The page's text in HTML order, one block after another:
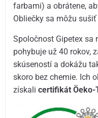
farbami) a obrátene,
Obliečky sa môžu
Spoločnost Gipetex sa
pohybuje už 40 rokov,
skúseností a dokážu
skoro bez chemie. Ich
získalicertifikát Öeko-